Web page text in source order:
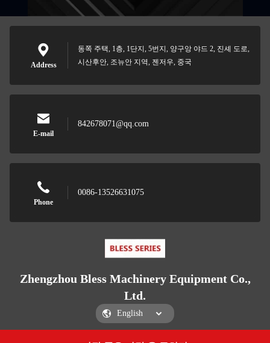
Address
동쪽 주택, 1층, 1단지, 5번지, 양구앙 야드 2, 진셰 도로,
시산후안, 조뉴안 지역, 젠저우, 중국
E-mail
842678071@qq.com
Phone
0086-13526631075
Zhengzhou Bless Machinery Equipment Co.,
Ltd.